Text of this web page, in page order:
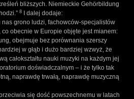
bliższych. Niemieckie Gehörbildung
8
I dalej dodaje:
nas grono ludzi, fachowców-specjalistów
obecnie w Europie objęte jest mianem:
obejmuje bez porównania szerszy
w głąb i dużo bardziej wzwyż, że
całokształtu nauki muzyki na każdym jej
doświadczalnym – i że tylko tak
naprawdę trwałą, naprawdę muzyczną
się dość powszechnemu w latach